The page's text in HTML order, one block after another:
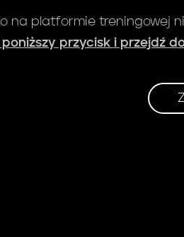
na platformie treningowej
poniższy przycisk i przejdź